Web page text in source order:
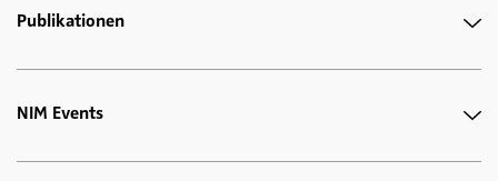
Publikationen
NIM Events